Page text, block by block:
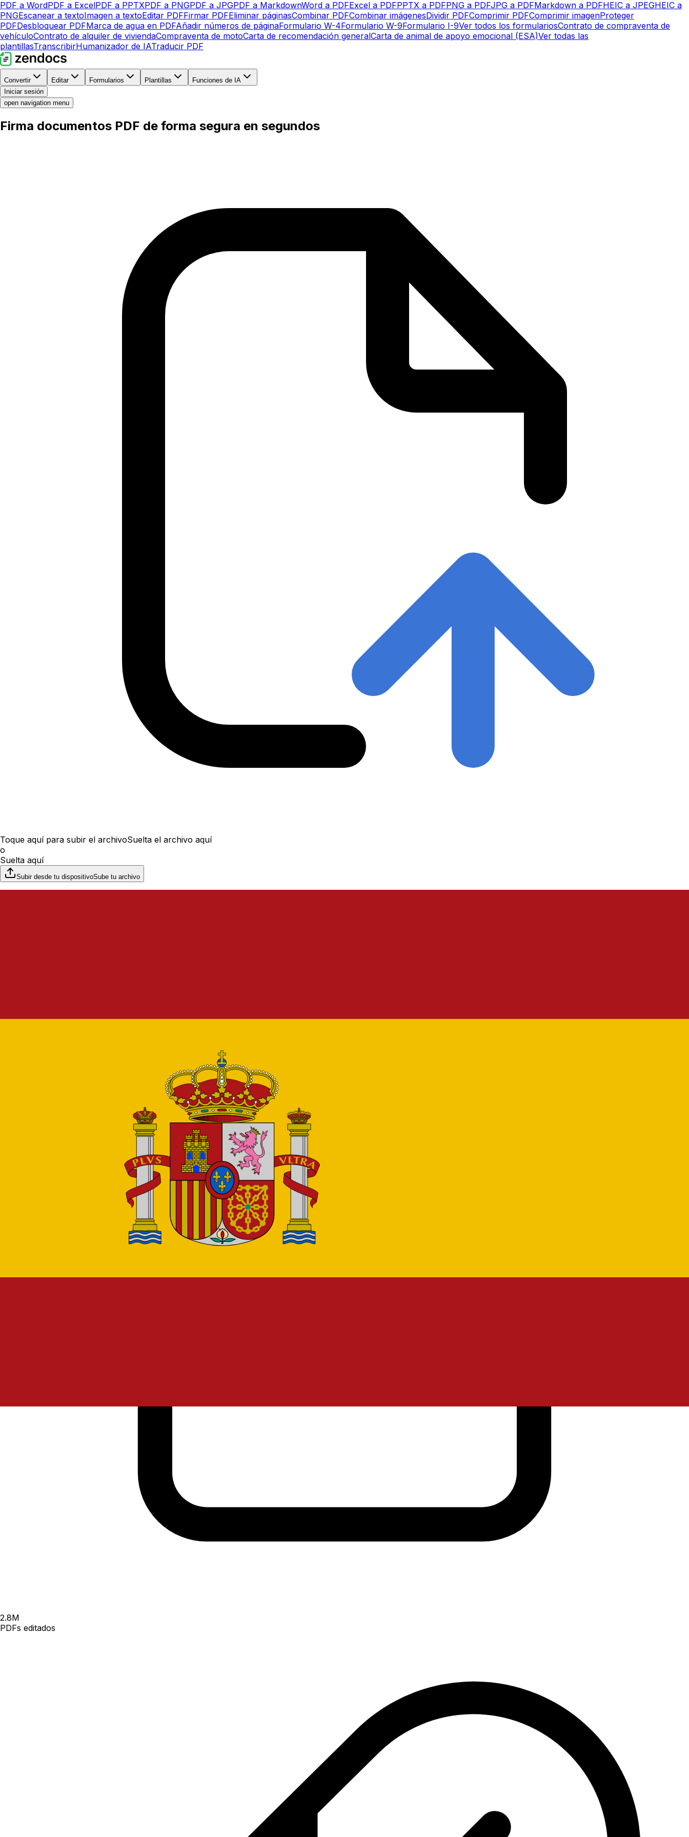
PDF a WordPDF a ExcelPDF a PPTXPDF a PNGPDF a JPGPDF a MarkdownWord a PDFExcel a PDFPPTX a PDFPNG a PDFJPG a PDFMarkdown a PDFHEIC a JPEGHEIC a
PNGEscanear a textoImagen a textoEditar PDFFirmar PDFEliminar páginasCombinar PDFCombinar imágenesDividir PDFComprimir PDFComprimir imagenProteger
PDFDesbloquear PDFMarca de agua en PDFAñadir números de páginaFormulario W-4Formulario W-9Formulario I-9Ver todos los formulariosContrato de compraventa de
vehículoContrato de alquiler de viviendaCompraventa de motoCarta de recomendación generalCarta de animal de apoyo emocional (ESA)Ver todas las
plantillasTranscribirHumanizador de IATraducir PDF
Convertir Editar Formularios Plantillas
Funciones de IA
Iniciar sesión
open navigation menu
Firma documentos PDF de forma segura en segundos
Toque aquí para subir el archivoSuelta el archivo aquí
o
Suelta aquí
Subir desde tu dispositivoSube tu archivo
2.8M
PDFs editados